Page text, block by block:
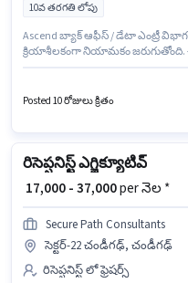
10వ తరగతి లోపు
Ascend బ్యాక్ ఆఫీస్ / డేటా ఎంట్రీ
క్రియాశీలకంగా నియామకం జరుగుతోంది.
ఉంటుంది. మీరు నెలకు ₹35000 వరకు
Posted 10 రోజులు క్రితం
రిసెప్షనిస్ట్ ఎగ్జిక్యూటివ్
₹ 17,000 - 37,000per నెల *
Secure Path Consultants
సెక్టర్-22 చండీగఢ్, చండీగఢ్
రిసెప్షనిస్ట్ లో ఫ్రెషర్స్